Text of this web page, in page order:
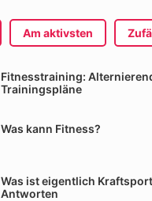
Am aktivsten
Fitnesstraining:
Trainingspläne
Was kann Fitness?
Was ist eigentlich
Antworten